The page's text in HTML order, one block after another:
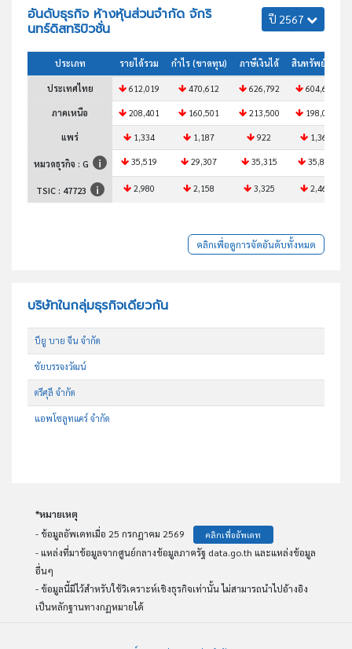
อันดับธุรกิจ ห้างหุ้นส่วนจำกัด จักริ
นทร์ดิสทริบิวชั่น
ปี 2567
ประเภท รายได้รวม กำไร (ขาดทุน) ภาษีเงินได้ สินทรัพย์รวม
ประเทศไทย 612,019 470,612 626,792 604,683
ภาคเหนือ 208,401 160,501 213,500 198,096
แพร่ 1,334 1,187 922 1,368
หมวดธุรกิจ : G 35,519 29,307 35,315 35,826
TSIC : 47723 2,980 2,158 3,325 2,468
คลิกเพื่อดูการจัดอันดับทั้งหมด
บริษัทในกลุ่มธุรกิจเดียวกัน
บียู บาย จีน จำกัด
ชัยบรรจงวัฒน์
ตรีศุลี จำกัด
แอพโซลูทแคร์ จำกัด
*หมายเหตุ
- ข้อมูลอัพเดทเมื่อ 25 กรกฎาคม 2569
คลิกเพื่ออัพเดท
- แหล่งที่มาข้อมูลจากศูนย์กลางข้อมูลภาครัฐ data.go.th และแหล่งข้อมูล
อื่นๆ
- ข้อมูลนี้มีไว้สำหรับใช้วิเคราะห์เชิงธุรกิจเท่านั้น ไม่สามารถนำไปอ้างอิง
เป็นหลักฐานทางกฏหมายได้